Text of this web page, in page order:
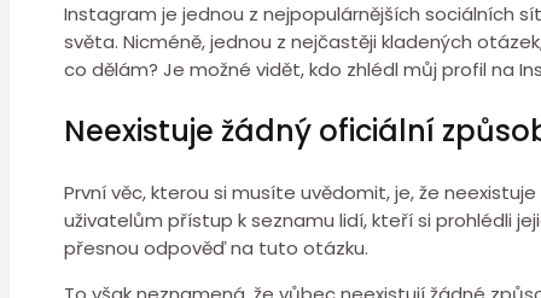
Instagram je jednou z nejpopulárnějších sociálních
světa. Nicméně, jednou z nejčastěji kladených
co dělám? Je možné vidět, kdo zhlédl můj profil na
Neexistuje žádný oficiální
První věc, kterou si musíte uvědomit, je, že
uživatelům přístup k seznamu lidí, kteří si prohlédli
přesnou odpověď na tuto otázku.